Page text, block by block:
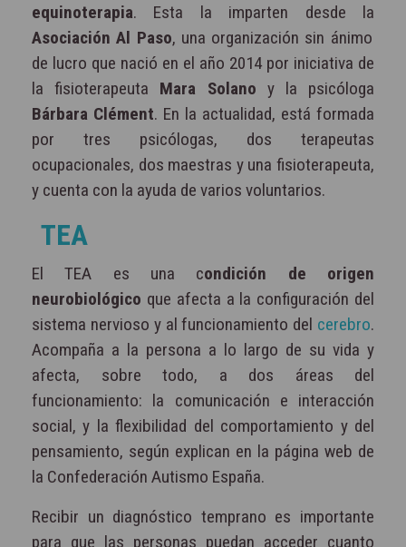
equinoterapia. Esta la imparten desde la
Asociación Al Paso, una organización sin ánimo
de lucro que nació en el año 2014 por iniciativa de
la fisioterapeuta Mara Solano y la psicóloga
Bárbara Clément. En la actualidad, está formada
por tres psicólogas, dos terapeutas
ocupacionales, dos maestras y una fisioterapeuta,
y cuenta con la ayuda de varios voluntarios.
TEA
El TEA es una condición de origen
neurobiológico que afecta a la configuración del
sistema nervioso y al funcionamiento del cerebro.
Acompaña a la persona a lo largo de su vida y
afecta, sobre todo, a dos áreas del
funcionamiento: la comunicación e interacción
social, y la flexibilidad del comportamiento y del
pensamiento, según explican en la página web de
la Confederación Autismo España.
Recibir un diagnóstico temprano es importante
para que las personas puedan acceder cuanto